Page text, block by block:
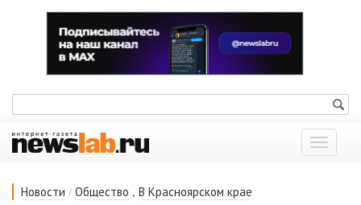
Показать
меню
Новости / Общество , В Красноярском крае